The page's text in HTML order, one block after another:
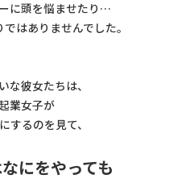
に頭を悩ませたり…
はありませんでした。
な彼女たちは、
業女子が
するのを見て、
なにをやっても